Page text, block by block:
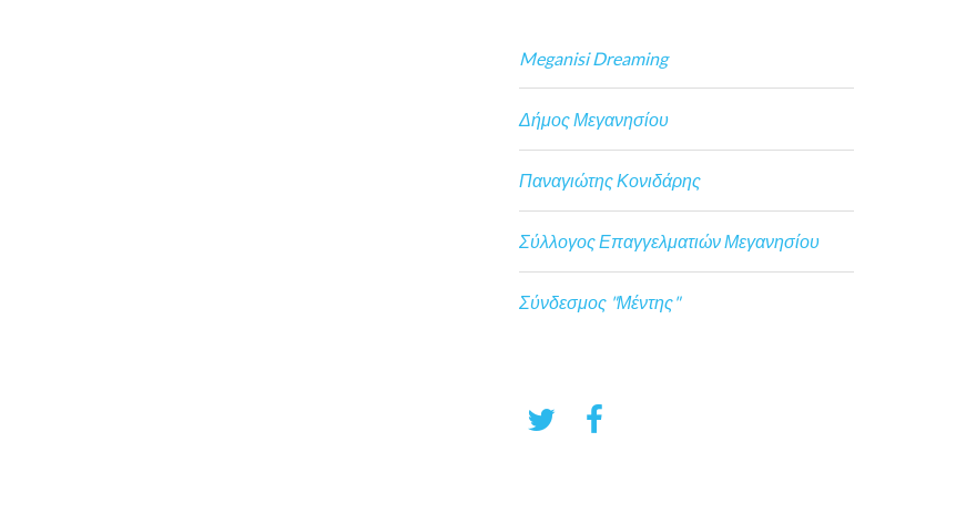
Meganisi Dreaming
Δήμος Μεγανησίου
Παναγιώτης Κονιδάρης
Σύλλογος Επαγγελματιών Μεγανησίου
Σύνδεσμος "Μέντης"